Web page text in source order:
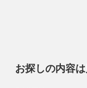
お探しの内容